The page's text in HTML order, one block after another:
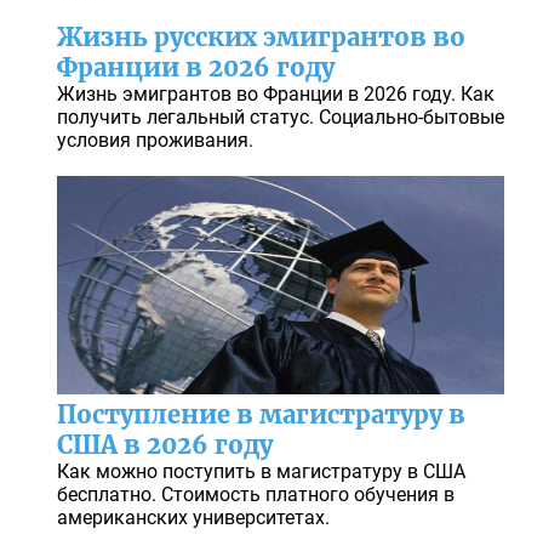
Жизнь русских эмигрантов во
Франции в 2026 году
Жизнь эмигрантов во Франции в 2026 году. Как
получить легальный статус. Социально-бытовые
условия проживания.
Поступление в магистратуру в
США в 2026 году
Как можно поступить в магистратуру в США
бесплатно. Стоимость платного обучения в
американских университетах.